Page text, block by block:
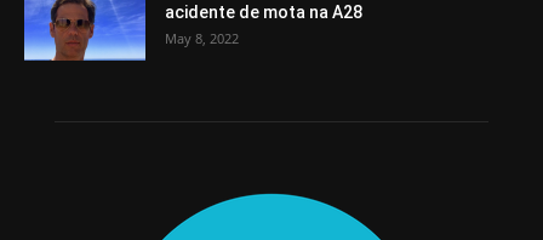
acidente de mota na A28
May 8, 2022